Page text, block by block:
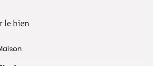
buanderie.
chambre parentale avec sa
le bien